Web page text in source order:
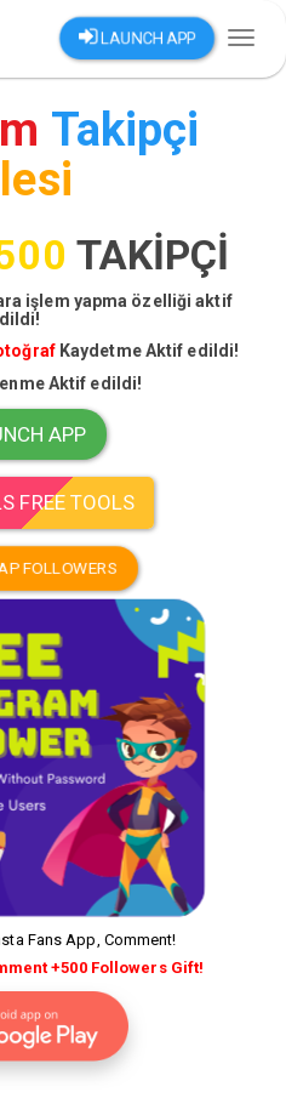
LAUNCH APP
Takipçi
TAKİPÇİ
işlem yapma özelliği aktif
Kaydetme Aktif edildi!
Aktif edildi!
APP
FREE TOOLS
FOLLOWERS
Fans App, Comment!
+500 Followers Gift!